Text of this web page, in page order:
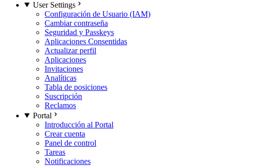
User Settings
Configuración de Usuario (IAM)
Cambiar contraseña
Seguridad y Passkeys
Aplicaciones Consentidas
Actualizar perfil
Aplicaciones
Invitaciones
Analíticas
Tabla de posiciones
Suscripción
Reclamos
Portal
Introducción al Portal
Crear cuenta
Panel de control
Tareas
Notificaciones